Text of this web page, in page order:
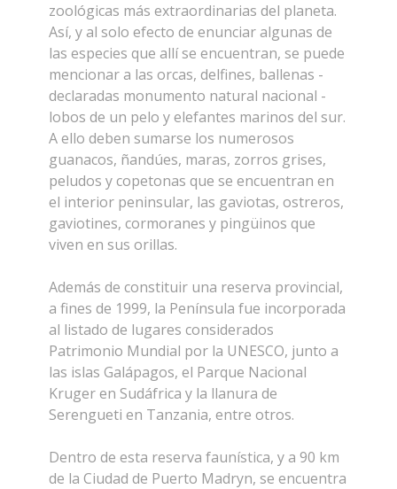
zoológicas más extraordinarias del planeta.
Así, y al solo efecto de enunciar algunas de
las especies que allí se encuentran, se puede
mencionar a las orcas, delfines, ballenas -
declaradas monumento natural nacional -
lobos de un pelo y elefantes marinos del sur.
A ello deben sumarse los numerosos
guanacos, ñandúes, maras, zorros grises,
peludos y copetonas que se encuentran en
el interior peninsular, las gaviotas, ostreros,
gaviotines, cormoranes y pingüinos que
viven en sus orillas.
Además de constituir una reserva provincial,
a fines de 1999, la Península fue incorporada
al listado de lugares considerados
Patrimonio Mundial por la UNESCO, junto a
las islas Galápagos, el Parque Nacional
Kruger en Sudáfrica y la llanura de
Serengueti en Tanzania, entre otros.
Dentro de esta reserva faunística, y a 90 km
de la Ciudad de Puerto Madryn, se encuentra